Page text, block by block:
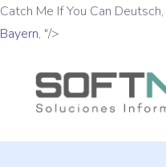
Catch Me If You Can Deutsch,
Bayern, "/>